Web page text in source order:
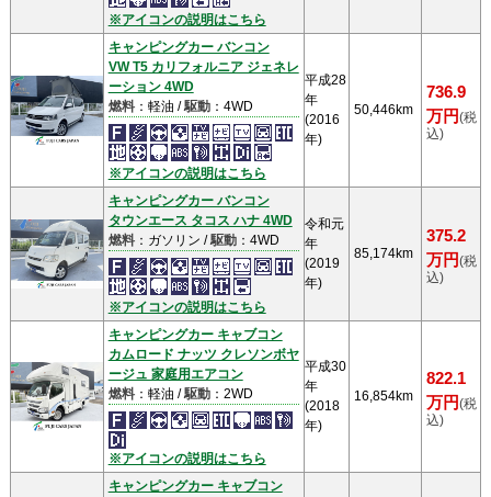
※アイコンの説明はこちら
キャンピングカー バンコン
VW T5 カリフォルニア ジェネレ
ーション 4WD
燃料：軽油 /駆動：4WD
※アイコンの説明はこちら
平成28
年
(2016
年)
50,446km
736.9
万円(税
込)
キャンピングカー バンコン
タウンエース タコス ハナ 4WD
燃料：ガソリン /駆動：4WD
※アイコンの説明はこちら
令和元
年
(2019
年)
85,174km
375.2
万円(税
込)
キャンピングカー キャブコン
カムロード ナッツ クレソンボヤ
ージュ 家庭用エアコン
燃料：軽油 /駆動：2WD
※アイコンの説明はこちら
平成30
年
(2018
年)
16,854km
822.1
万円(税
込)
キャンピングカー キャブコン